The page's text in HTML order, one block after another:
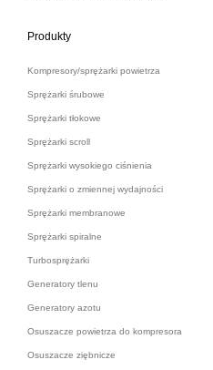
Produkty
Kompresory/sprężarki powietrza
Sprężarki śrubowe
Sprężarki tłokowe
Sprężarki scroll
Sprężarki wysokiego ciśnienia
Sprężarki o zmiennej wydajności
Sprężarki membranowe
Sprężarki spiralne
Turbosprężarki
Generatory tlenu
Generatory azotu
Osuszacze powietrza do kompresora
Osuszacze ziębnicze